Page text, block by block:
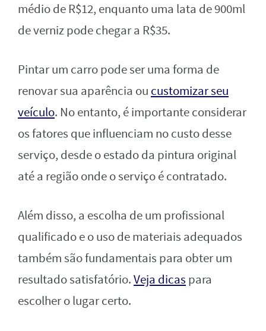
médio de R$12, enquanto uma lata de 900ml
de verniz pode chegar a R$35.
Pintar um carro pode ser uma forma de
renovar sua aparência ou customizar seu
veículo. No entanto, é importante considerar
os fatores que influenciam no custo desse
serviço, desde o estado da pintura original
até a região onde o serviço é contratado.
Além disso, a escolha de um profissional
qualificado e o uso de materiais adequados
também são fundamentais para obter um
resultado satisfatório.Veja dicas para
escolher o lugar certo.